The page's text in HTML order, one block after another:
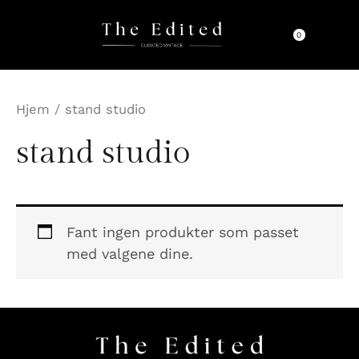
innholdet
0
Hjem / stand studio
stand studio
Fant ingen produkter som passet
med valgene dine.